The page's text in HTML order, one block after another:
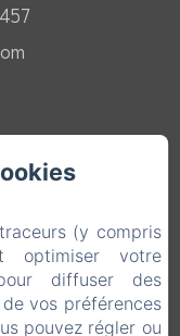
(y compris
optimiser votre
diffuser des
vos préférences
pouvez régler ou